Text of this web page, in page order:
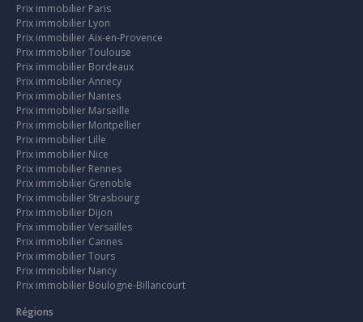
Prix immobilier Paris
Prix immobilier Lyon
Prix immobilier Aix-en-Provence
Prix immobilier Toulouse
Prix immobilier Bordeaux
Prix immobilier Annecy
Prix immobilier Nantes
Prix immobilier Marseille
Prix immobilier Montpellier
Prix immobilier Lille
Prix immobilier Nice
Prix immobilier Rennes
Prix immobilier Grenoble
Prix immobilier Strasbourg
Prix immobilier Dijon
Prix immobilier Versailles
Prix immobilier Cannes
Prix immobilier Tours
Prix immobilier Nancy
Prix immobilier Boulogne-Billancourt
Régions